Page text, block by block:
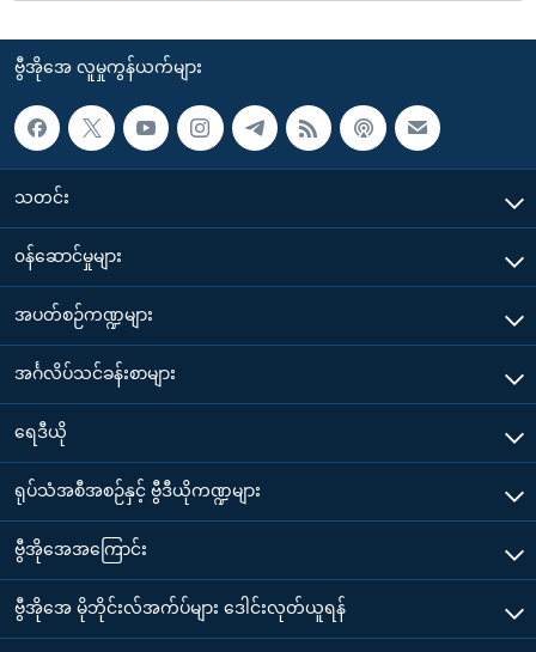
ဗွီအိုအေ လူမှုကွန်ယက်များ
သတင်း
၀န်ဆောင်မှုများ
အပတ်စဉ်ကဏ္ဍများ
အင်္ဂလိပ်သင်ခန်းစာများ
ရေဒီယို
ရုပ်သံအစီအစဉ်နှင့် ဗွီဒီယိုကဏ္ဍများ
ဗွီအိုအေအကြောင်း
ဗွီအိုအေ မိုဘိုင်းလ်အက်ပ်များ ဒေါင်းလုတ်ယူရန်